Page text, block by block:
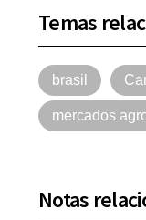
Temas
brasil
mercados
Notas